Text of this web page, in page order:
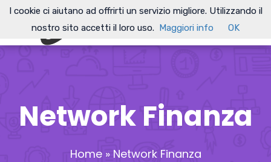
Network Finanza
Home» Network Finanza
I cookie ci aiutano ad offrirti un servizio migliore. Utilizzando il
nostro sito accetti il loro uso. Maggiori info OK